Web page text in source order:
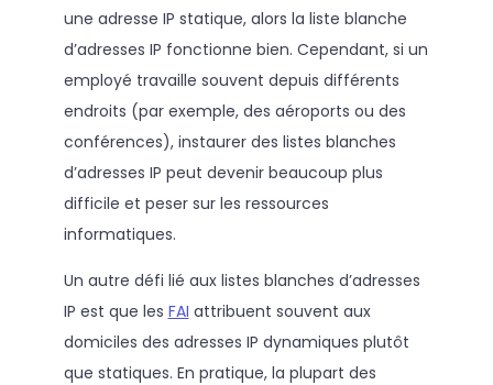
une adresse IP statique, alors la liste blanche
d’adresses IP fonctionne bien. Cependant, si un
employé travaille souvent depuis différents
endroits (par exemple, des aéroports ou des
conférences), instaurer des listes blanches
d’adresses IP peut devenir beaucoup plus
difficile et peser sur les ressources
informatiques.
Un autre défi lié aux listes blanches d’adresses
IP est que les FAI attribuent souvent aux
domiciles des adresses IP dynamiques plutôt
que statiques. En pratique, la plupart des